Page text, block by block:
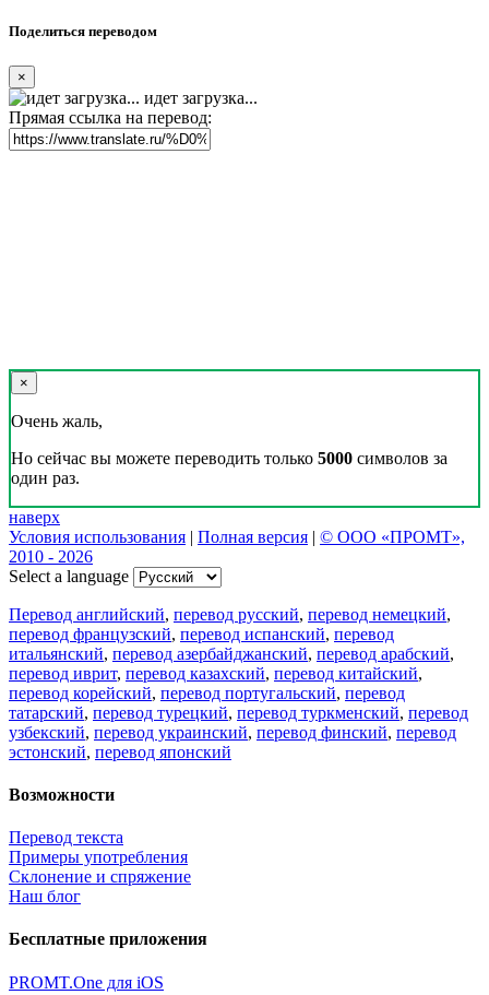
Поделиться переводом
×
идет загрузка...
Прямая ссылка на перевод:
×
Очень жаль,
Но сейчас вы можете переводить только 5000 символов за
один раз.
наверх
Условия использования | Полная версия | © ООО «ПРОМТ»,
2010 - 2026
Select a language
Перевод английский, перевод русский, перевод немецкий,
перевод французский, перевод испанский, перевод
итальянский, перевод азербайджанский, перевод арабский,
перевод иврит, перевод казахский, перевод китайский,
перевод корейский, перевод португальский, перевод
татарский, перевод турецкий, перевод туркменский, перевод
узбекский, перевод украинский, перевод финский, перевод
эстонский, перевод японский
Возможности
Перевод текста
Примеры употребления
Склонение и спряжение
Наш блог
Бесплатные приложения
PROMT.One для iOS